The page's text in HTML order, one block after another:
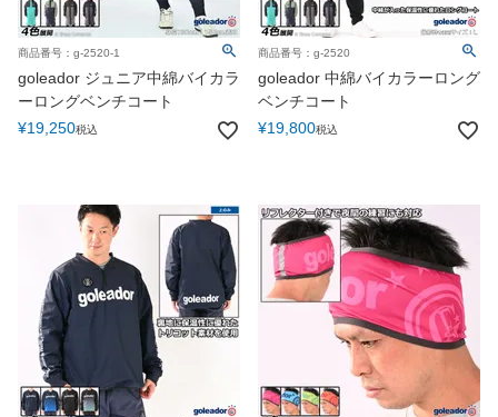
商品番号：g-2520-1
goleador ジュニア中綿バイカラ
ーロングベンチコート
¥19,250税込
商品番号：g-2520
goleador 中綿バイカラーロング
ベンチコート
¥19,800税込